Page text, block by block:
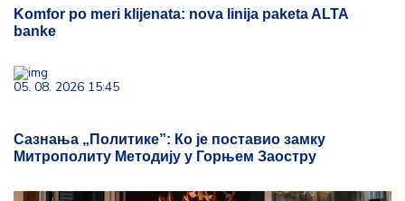
Komfor po meri klijenata: nova linija paketa ALTA
banke
05. 08. 2026 15:45
Сазнања „Политике”: Ко је поставио замку
Митрополиту Методију у Горњем Заостру